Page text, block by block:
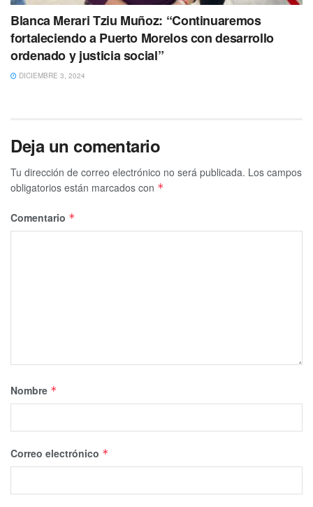
Blanca Merari Tziu Muñoz: “Continuaremos
fortaleciendo a Puerto Morelos con desarrollo
ordenado y justicia social”
DICIEMBRE 3, 2024
Deja un comentario
Tu dirección de correo electrónico no será publicada. Los campos
obligatorios están marcados con *
Comentario *
Nombre *
Correo electrónico *